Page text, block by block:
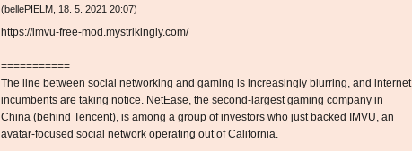
(bellePIELM 18. 5. 2021 20:07)
https://imvu-free-mod.mystrikingly.com/
===========
The line between social networking and gaming is increasingly blurring, and internet
incumbents are taking notice. NetEase, the second-largest gaming company in
China (behind Tencent), is among a group of investors who just backed IMVU, an
avatar-focused social network operating out of California.